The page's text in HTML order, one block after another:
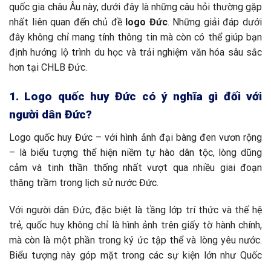
quốc gia châu Âu này, dưới đây là những câu hỏi thường gặp
nhất liên quan đến chủ đề logo Đức. Những giải đáp dưới
đây không chỉ mang tính thông tin mà còn có thể giúp bạn
định hướng lộ trình du học và trải nghiệm văn hóa sâu sắc
hơn tại CHLB Đức.
1. Logo quốc huy Đức có ý nghĩa gì đối với
người dân Đức?
Logo quốc huy Đức – với hình ảnh đại bàng đen vươn rộng
– là biểu tượng thể hiện niềm tự hào dân tộc, lòng dũng
cảm và tinh thần thống nhất vượt qua nhiều giai đoạn
thăng trầm trong lịch sử nước Đức.
Với người dân Đức, đặc biệt là tầng lớp trí thức và thế hệ
trẻ, quốc huy không chỉ là hình ảnh trên giấy tờ hành chính,
mà còn là một phần trong ký ức tập thể và lòng yêu nước.
Biểu tượng này góp mặt trong các sự kiện lớn như Quốc